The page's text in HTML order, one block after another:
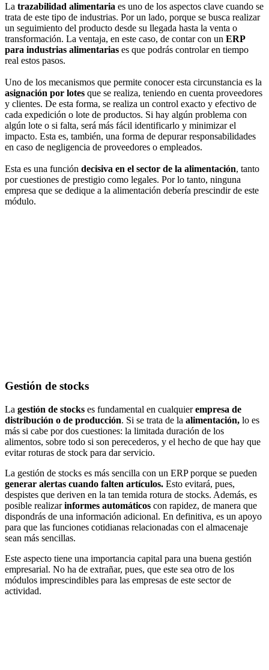
La trazabilidad alimentaria es uno de los aspectos clave cuando se
trata de este tipo de industrias. Por un lado, porque se busca realizar
un seguimiento del producto desde su llegada hasta la venta o
transformación. La ventaja, en este caso, de contar con un ERP
para industrias alimentarias es que podrás controlar en tiempo
real estos pasos.
Uno de los mecanismos que permite conocer esta circunstancia es la
asignación por lotes que se realiza, teniendo en cuenta proveedores
y clientes. De esta forma, se realiza un control exacto y efectivo de
cada expedición o lote de productos. Si hay algún problema con
algún lote o si falta, será más fácil identificarlo y minimizar el
impacto. Esta es, también, una forma de depurar responsabilidades
en caso de negligencia de proveedores o empleados.
Esta es una función decisiva en el sector de la alimentación, tanto
por cuestiones de prestigio como legales. Por lo tanto, ninguna
empresa que se dedique a la alimentación debería prescindir de este
módulo.
Gestión de stocks
La gestión de stocks es fundamental en cualquierempresa de
distribución o de producción. Si se trata de la alimentación, lo es
más si cabe por dos cuestiones: la limitada duración de los
alimentos, sobre todo si son perecederos, y el hecho de que hay que
evitar roturas de stock para dar servicio.
La gestión de stocks es más sencilla con un ERP porque se pueden
generar alertas cuando falten artículos. Esto evitará, pues,
despistes que deriven en la tan temida rotura de stocks. Además, es
posible realizarinformes automáticos con rapidez, de manera que
dispondrás de una información adicional. En definitiva, es un apoyo
para que las funciones cotidianas relacionadas con el almacenaje
sean más sencillas.
Este aspecto tiene una importancia capital para una buena gestión
empresarial. No ha de extrañar, pues, que este sea otro de los
módulos imprescindibles para las empresas de este sector de
actividad.